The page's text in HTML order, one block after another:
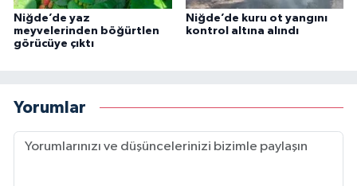
Niğde’de yaz
meyvelerinden böğürtlen
görücüye çıktı
Niğde’de kuru ot yangını
kontrol altına alındı
Yorumlar